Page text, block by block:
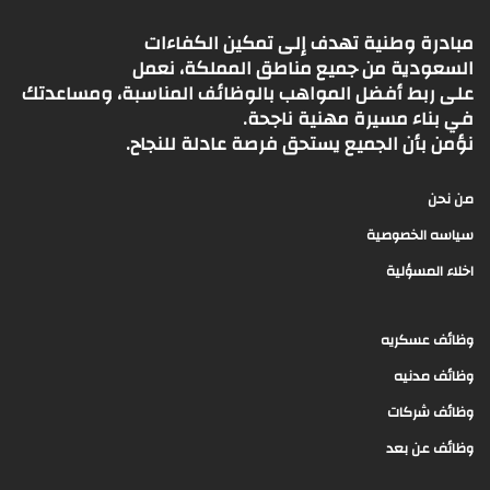
مبادرة وطنية تهدف إلى تمكين الكفاءات
السعودية من جميع مناطق المملكة، نعمل
على ربط أفضل المواهب بالوظائف المناسبة، ومساعدتك
في بناء مسيرة مهنية ناجحة.
نؤمن بأن الجميع يستحق فرصة عادلة للنجاح.
من نحن
سياسه الخصوصية
اخلاء المسؤلية
وظائف عسكريه
وظائف مدنيه
وظائف شركات
وظائف عن بعد